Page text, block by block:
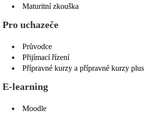
Maturitní zkouška
Pro uchazeče
Průvodce
Přijímací řízení
Přípravné kurzy a přípravné kurzy plus
E-learning
Moodle